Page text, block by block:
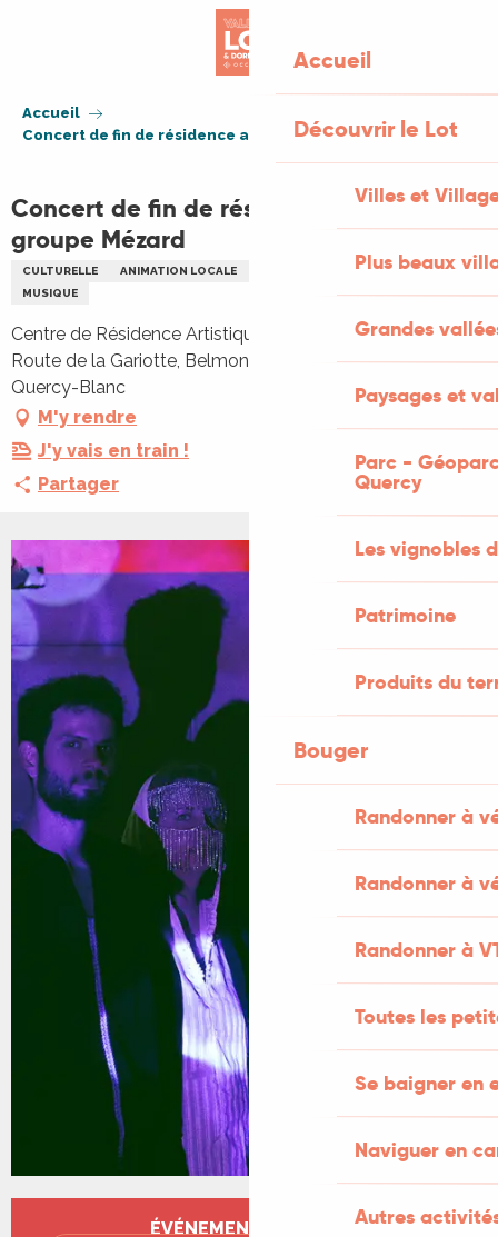
Accueil
Découvrir le Lot
Villes et
Plus beaux
Grandes
Paysages et
Parc -
Quercy
Les vignobles
Patrimoine
Produits du
Bouger
Randonner à
Randonner à
Randonner à
Toutes les
Se baigner en
Naviguer en
Autres
Accueil
Concert de fin de résidence au CRAB : groupe Mézard
Concert de fin de résidence au CRAB :
groupe Mézard
CULTURELLE ANIMATION LOCALE
JAZZ ET BLUES
MUSIQUE
Centre de Résidence Artistique de Belmontet Belmontet,
Route de la Gariotte, Belmontet, 46800 Montcuq-en-
Quercy-Blanc
M'y rendre
J'y vais en train !
Partager
Ouverture et coordonnées
ÉVÉNEMENT TERMINÉ